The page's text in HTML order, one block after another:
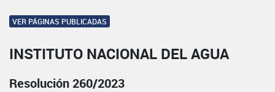
VER PÁGINAS PUBLICADAS
INSTITUTO NACIONAL DEL AGUA
Resolución 260/2023